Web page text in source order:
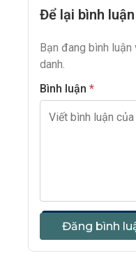
Để lại bình luận
Bạn đang bình
danh.
Bình luận *
Đăng bình